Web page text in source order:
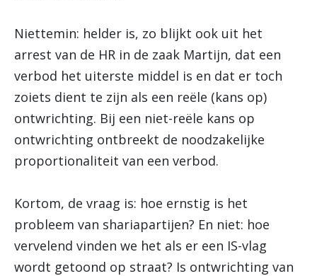
Niettemin: helder is, zo blijkt ook uit het
arrest van de HR in de zaak Martijn, dat een
verbod het uiterste middel is en dat er toch
zoiets dient te zijn als een reële (kans op)
ontwrichting. Bij een niet-reële kans op
ontwrichting ontbreekt de noodzakelijke
proportionaliteit van een verbod.
Kortom, de vraag is: hoe ernstig is het
probleem van shariapartijen? En niet: hoe
vervelend vinden we het als er een IS-vlag
wordt getoond op straat? Is ontwrichting van